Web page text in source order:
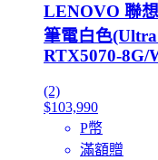
LENOVO 聯
筆電白色
RTX5070-8G/
(2)
$103,990
P幣
滿額贈